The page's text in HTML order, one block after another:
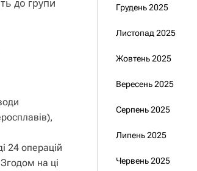
до групи
24 операцій
на ці
Грудень 2025
Листопад 2025
Жовтень 2025
Вересень 2025
Серпень 2025
Липень 2025
Червень 2025